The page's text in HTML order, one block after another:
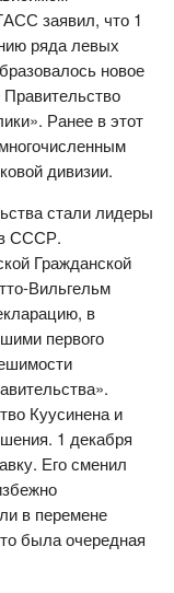
заявил, что 1
ряда левых
новое
Ранее в этот
дивизии.
стали лидеры
в СССР.
Гражданской
Вильгельм
в
первого
Куусинена и
1 декабря
Его сменил
в перемене
была очередная